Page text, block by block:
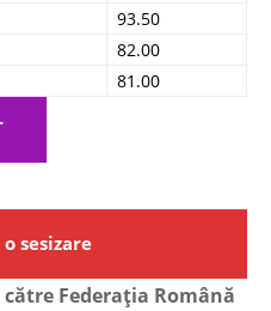
93.50
82.00
81.00
sesizare
Federația Română